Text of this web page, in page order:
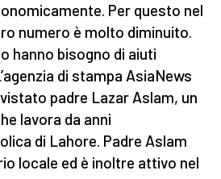
Per questo nel
numero è molto diminuito.
hanno bisogno di aiuti
di stampa AsiaNews
padre Lazar Aslam, un
lavora da anni
di Lahore. Padre Aslam
locale ed è inoltre attivo nel